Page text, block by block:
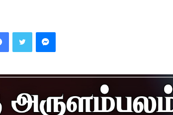
FacebookTwitter Messenger